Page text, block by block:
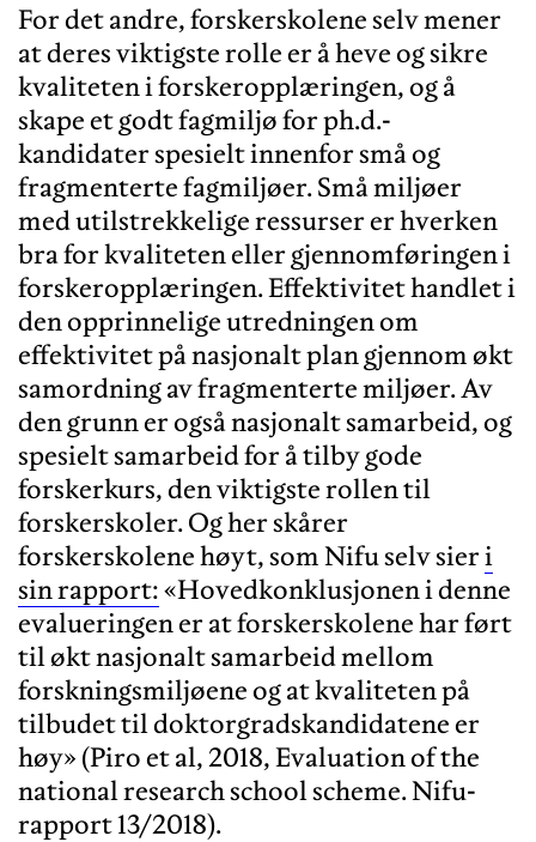
For det andre, forskerskolene selv mener
at deres viktigste rolle er å heve og sikre
kvaliteten i forskeropplæringen, og å
skape et godt fagmiljø for ph.d.-
kandidater spesielt innenfor små og
fragmenterte fagmiljøer. Små miljøer
med utilstrekkelige ressurser er hverken
bra for kvaliteten eller gjennomføringen i
forskeropplæringen. Effektivitet handlet i
den opprinnelige utredningen om
effektivitet på nasjonalt plan gjennom økt
samordning av fragmenterte miljøer. Av
den grunn er også nasjonalt samarbeid, og
spesielt samarbeid for å tilby gode
forskerkurs, den viktigste rollen til
forskerskoler. Og her skårer
forskerskolene høyt, som Nifu selv sieri
sin rapport:«Hovedkonklusjonen i denne
evalueringen er at forskerskolene har ført
til økt nasjonalt samarbeid mellom
forskningsmiljøene og at kvaliteten på
tilbudet til doktorgradskandidatene er
høy» (Piro et al, 2018, Evaluation of the
national research school scheme. Nifu-
rapport 13/2018).